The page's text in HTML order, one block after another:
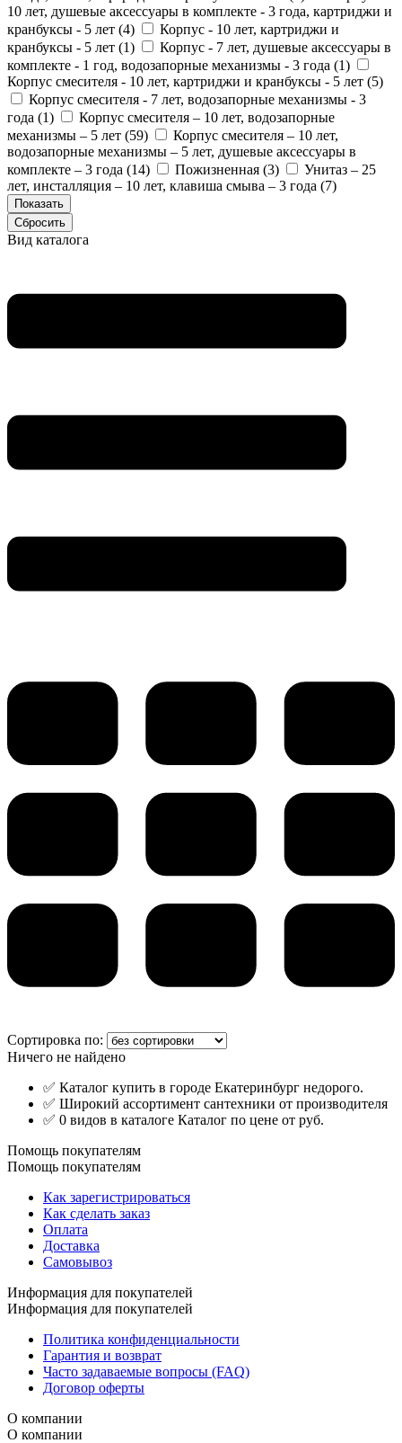
10 лет, душевые аксессуары в комплекте - 3 года, картриджи и
кранбуксы - 5 лет (4)
Корпус - 10 лет, картриджи и
кранбуксы - 5 лет (1)
Корпус - 7 лет, душевые аксессуары в
комплекте - 1 год, водозапорные механизмы - 3 года (1)
Корпус смесителя - 10 лет, картриджи и кранбуксы - 5 лет (5)
Корпус смесителя - 7 лет, водозапорные механизмы - 3
года (1)
Корпус смесителя – 10 лет, водозапорные
механизмы – 5 лет (59)
Корпус смесителя – 10 лет,
водозапорные механизмы – 5 лет, душевые аксессуары в
комплекте – 3 года (14) Пожизненная (3)
Унитаз – 25
лет, инсталляция – 10 лет, клавиша смыва – 3 года (7)
Вид каталога
Сортировка по:
Ничего не найдено
✅ Каталог купить в городе Екатеринбург недорого.
✅ Широкий ассортимент сантехники от производителя
✅ 0 видов в каталоге Каталог по цене от руб.
Помощь покупателям
Помощь покупателям
Как зарегистрироваться
Как сделать заказ
Оплата
Доставка
Самовывоз
Информация для покупателей
Информация для покупателей
Политика конфиденциальности
Гарантия и возврат
Часто задаваемые вопросы (FAQ)
Договор оферты
О компании
О компании